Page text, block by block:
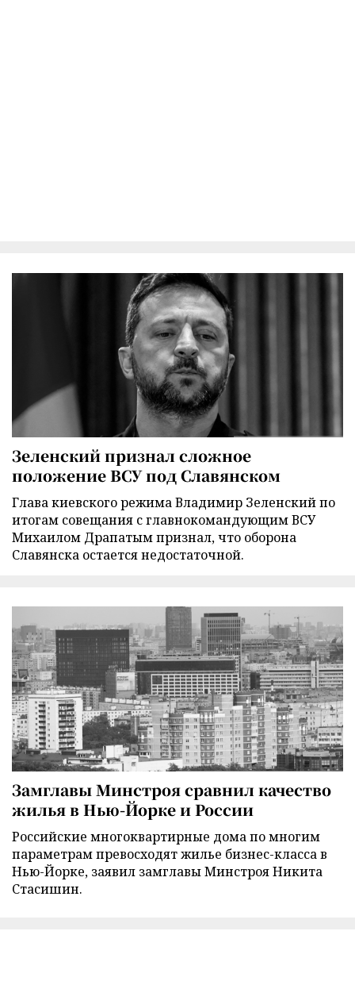
Зеленский признал сложное
положение ВСУ под Славянском
Глава киевского режима Владимир Зеленский по
итогам совещания с главнокомандующим ВСУ
Михаилом Драпатым признал, что оборона
Славянска остается недостаточной.
Замглавы Минстроя сравнил качество
жилья в Нью-Йорке и России
Российские многоквартирные дома по многим
параметрам превосходят жилье бизнес-класса в
Нью-Йорке, заявил замглавы Минстроя Никита
Стасишин.